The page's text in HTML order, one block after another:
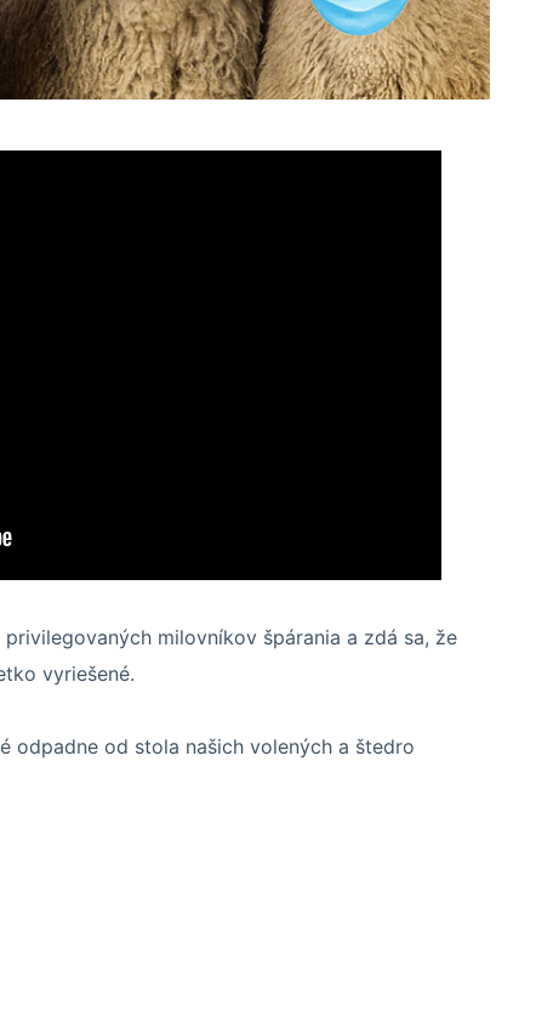
milovníkov špárania a zdá sa, že
vyriešené.
odpadne od stola našich volených a štedro